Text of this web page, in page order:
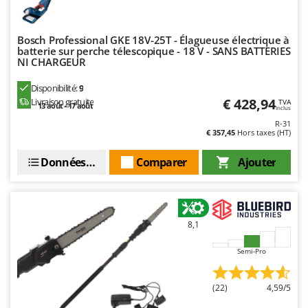
Oriental Koshin
P
Palazzetti
Palumbo Pavi
Partisani
R.G.V.
Rato
Redback
Bosch Professional GKE 18V-25T - Élagueuse électrique à
batterie sur perche télescopique - 18 V - SANS BATTERIES
NI CHARGEUR
Disponibilité:9
Livraison gratuite
13 août - 17 août € 428,94 TVA
Inclus
R-31
€ 357,45 Hors taxes (HT)
Ajouter
Comparer
Données techniques
8,1
Semi-Pro
(22) 4,59/5